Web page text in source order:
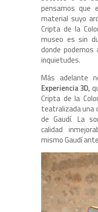
pensamos que
material suyo
Cripta de la
museo es sin
donde
inquietudes.
Más adelante
Experiencia 3D,
Cripta de la
teatralizada una
de Gaudí. La
calidad
mismo Gaudí